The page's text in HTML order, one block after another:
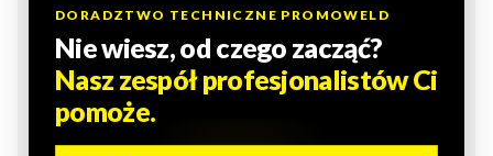
DORADZTWO TECHNICZNE PROMOWELD
Nie wiesz, od czego zacząć?
Nasz zespół profesjonalistów Ci
pomoże.